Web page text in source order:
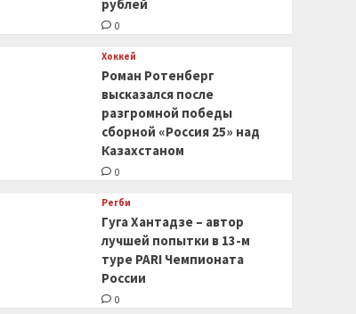
рублей
0
Хоккей
Роман Ротенберг
высказался после
разгромной победы
сборной «Россия 25» над
Казахстаном
0
Регби
Гуга Хантадзе – автор
лучшей попытки в 13-м
туре PARI Чемпионата
России
0